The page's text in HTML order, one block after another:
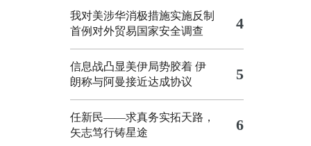
我对美涉华消极措施实施反制
首例对外贸易国家安全调查
4
信息战凸显美伊局势胶着 伊
朗称与阿曼接近达成协议
5
任新民——求真务实拓天路，
矢志笃行铸星途
6